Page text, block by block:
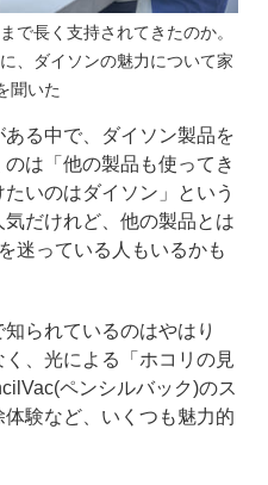
で長く支持されてきたのか。
、ダイソンの魅力について家
聞いた
る中で、ダイソン製品を
は「他の製品も使ってき
いのはダイソン」という
だけれど、他の製品とは
迷っている人もいるかも
られているのはやはり
く、光による「ホコリの見
ペンシルバック)のス
験など、いくつも魅力的